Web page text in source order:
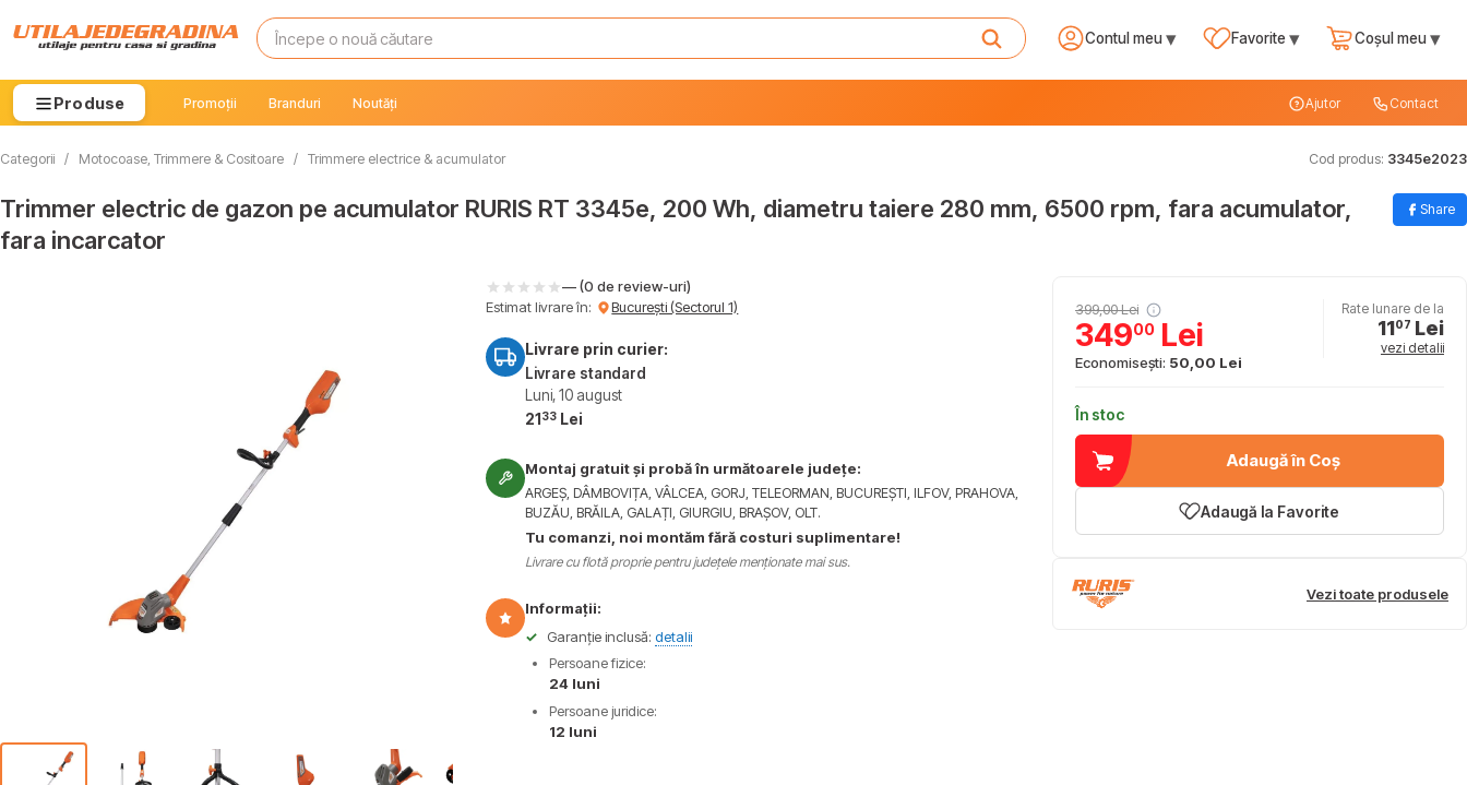
Contul meu▾ Favorite ▾ Coșul meu▾
Produse Promoții Branduri Noutăți Ajutor Contact
Categorii / Motocoase, Trimmere & Cositoare / Trimmere electrice & acumulator Cod produs: 3345e2023
Trimmer electric de gazon pe acumulator RURIS RT 3345e, 200 Wh, diametru taiere 280 mm, 6500 rpm, fara acumulator,
fara incarcator
Share
— (0 de review-uri)
Estimat livrare în:
București (Sectorul 1)
Livrare prin curier:
Livrare standard
Luni, 10 august
21 33 Lei
Montaj gratuit și probă în următoarele județe:
ARGEȘ, DÂMBOVIȚA, VÂLCEA, GORJ, TELEORMAN, BUCUREȘTI, ILFOV, PRAHOVA,
BUZĂU, BRĂILA, GALAȚI, GIURGIU, BRAȘOV, OLT.
Tu comanzi, noi montăm fără costuri suplimentare!
Livrare cu flotă proprie pentru județele menționate mai sus.
Informații:
✓
Garanție inclusă:detalii
Persoane fizice:
24 luni
Persoane juridice:
12 luni
399,00 Lei
34900Lei
Economisești: 50,00 Lei
Rate lunare de la
1107 Lei
vezi detalii
În stoc
Adaugă în Coș
Adaugă la Favorite
Vezi toate produsele